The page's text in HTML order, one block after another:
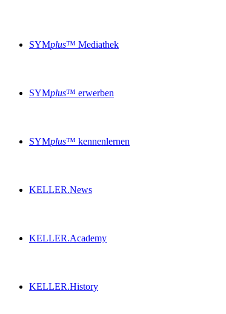
SYMplus™ Mediathek
SYMplus™ erwerben
SYMplus™ kennenlernen
KELLER.News
KELLER.Academy
KELLER.History